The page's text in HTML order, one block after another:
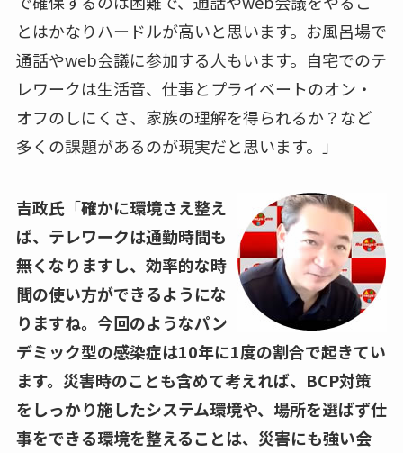
とはかなりハードルが高いと思います。お風呂場で
通話やweb会議に参加する人もいます。自宅でのテ
レワークは生活音、仕事とプライベートのオン・
オフのしにくさ、家族の理解を得られるか？など
多くの課題があるのが現実だと思います。」
吉政氏「確かに環境さえ整え
ば、テレワークは通勤時間も
無くなりますし、効率的な時
間の使い方ができるようにな
りますね。 今回のようなパン
デミック型の感染症は10年に1度の割合で起きてい
ます。災害時のことも含めて考えれば、 BCP対策
をしっかり施したシステム環境や、場所を選ばず仕
事をできる環境を整えることは、災害にも強い会